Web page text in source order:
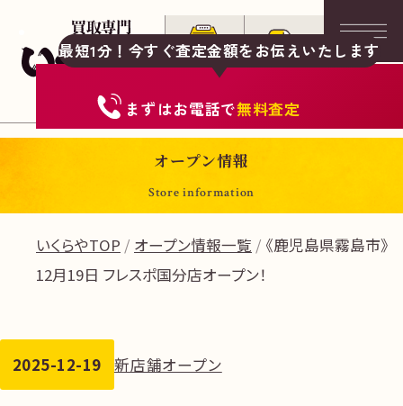
最短1分！今すぐ査定金額をお伝えいたします
まずはお電話で無料査定
オープン情報
Store information
いくらやTOP オープン情報一覧
《鹿児島県霧島市》
12月19日 フレスポ国分店オープン！
2025-12-19 新店舗オープン